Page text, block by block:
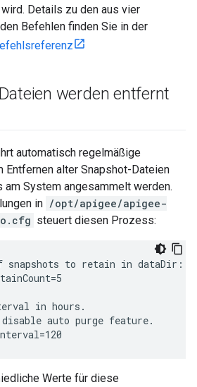
Details zu den aus vier
Befehlen finden Sie in der
werden entfernt
automatisch regelmäßige
Entfernen alter Snapshot-Dateien
am System angesammelt werden.
in /opt/apigee/apigee-
steuert diesen Prozess:
snapshots to retain in dataDir:
in hours.
auto purge feature.
Werte für diese